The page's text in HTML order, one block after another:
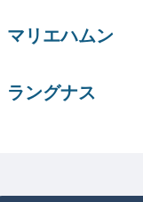
マリエハムン
ラングナス